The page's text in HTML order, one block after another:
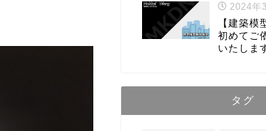
2024年
【建築模
初めてご
いたしま
タグ